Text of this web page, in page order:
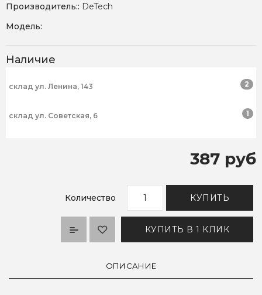
Производитель:: DeTech
Модель:
Наличие
склад ул. Ленина, 143 2
склад ул. Советская, 6 1
387 руб
Количество КУПИТЬ
КУПИТЬ В 1 КЛИК
ОПИСАНИЕ